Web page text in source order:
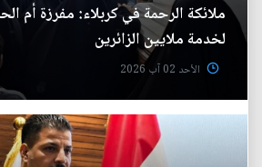
ملائكة الرحمة في كربلاء: مفرزة أم
لخدمة ملايين الزائرين
الأحد 02 آب 2026